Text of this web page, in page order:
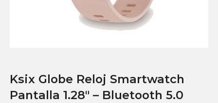
Ksix Globe Reloj Smartwatch
Pantalla 1.28″ – Bluetooth 5.0